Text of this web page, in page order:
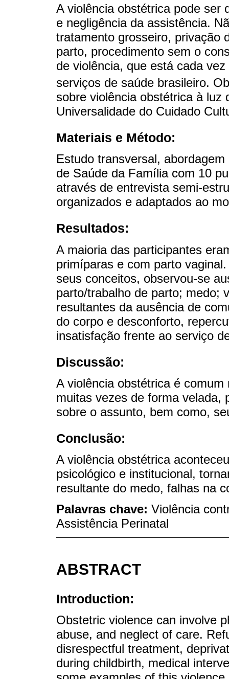
A violência obstétrica pode ser
e negligência da assistência.
tratamento grosseiro, privação
parto, procedimento sem o
de violência, que está cada
serviços de saúde brasileiro.
sobre violência obstétrica à luz
Universalidade do Cuidado
Materiais e Método:
Estudo transversal,
de Saúde da Família com 10
através de entrevista semi-
organizados e adaptados ao
Resultados:
A maioria das participantes
primíparas e com parto
seus conceitos, observou-se
parto/trabalho de parto; medo;
resultantes da ausência de
do corpo e desconforto,
insatisfação frente ao serviço
Discussão:
A violência obstétrica é
muitas vezes de forma velada,
sobre o assunto, bem como,
Conclusão:
A violência obstétrica
psicológico e institucional,
resultante do medo, falhas na
Palavras chave: Violência
Assistência Perinatal
ABSTRACT
Introduction:
Obstetric violence can involve
abuse, and neglect of care.
disrespectful treatment,
during childbirth, medical